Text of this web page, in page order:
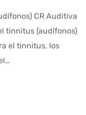
CR Auditiva
tinnitus (audífonos)
el tinnitus, los